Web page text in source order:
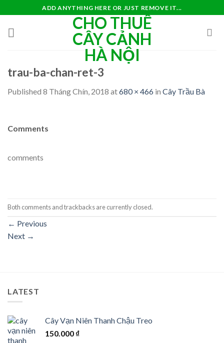
content
ADD ANYTHING HERE OR JUST REMOVE IT...
CHO THUÊ
CÂY CẢNH
HÀ NỘI
trau-ba-chan-ret-3
Published 8 Tháng Chín, 2018 at680 × 466 in Cây Trầu Bà
Comments
comments
Both comments and trackbacks are currently closed.
← Previous
Next →
LATEST
Cây Vạn Niên Thanh Chậu Treo
150.000 ₫